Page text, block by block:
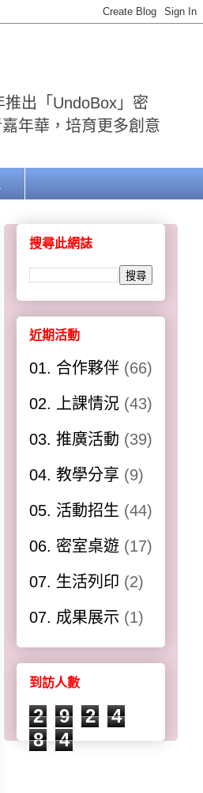
出「UndoBox」密
年華，培育更多創意
搜尋此網誌
近期活動
01. 合作夥伴 (66)
02. 上課情況 (43)
03. 推廣活動 (39)
04. 教學分享 (9)
05. 活動招生 (44)
06. 密室桌遊 (17)
07. 生活列印 (2)
07. 成果展示 (1)
到訪人數
2 9 2
4
8
4